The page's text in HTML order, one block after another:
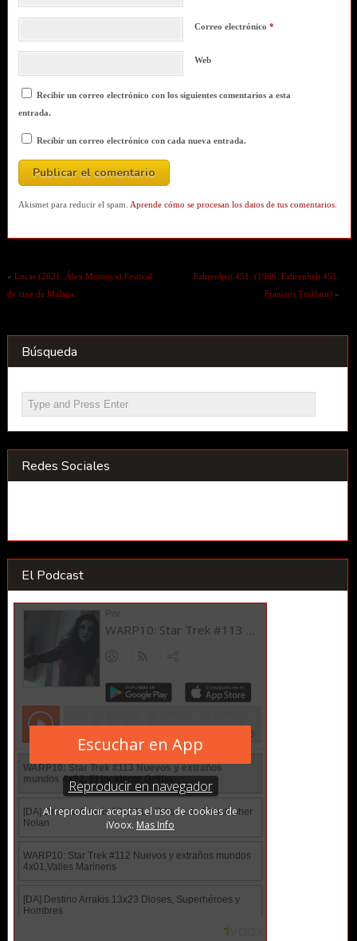
Correo electrónico *
Web
Recibir un correo electrónico con los siguientes comentarios a esta
entrada.
Recibir un correo electrónico con cada nueva entrada.
Akismet para reducir el spam. Aprende cómo se procesan los datos de tus comentarios.
« Lucas (2021. Álex Montoya) Festival
de cine de Malaga
Fahrenheit 451. (1966. Fahrenheit 451.
Francois Truffaut) »
Búsqueda
Redes Sociales
El Podcast